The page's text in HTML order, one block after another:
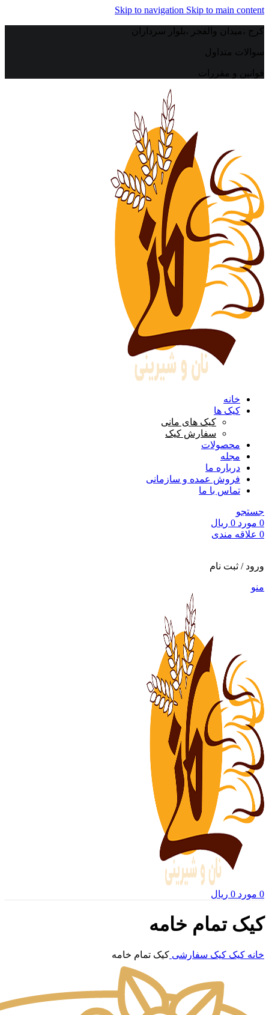
Skip to navigation Skip to main content
کرج ،میدان والفجر ،بلوار سرداران
سوالات متداول
قوانین و مقررات
خانه
کیک ها
کیک های مانی
سفارش کیک
محصولات
مجله
درباره ما
فروش عمده و سازمانی
تماس با ما
جستجو
0 مورد 0 ریال
0 علاقه مندی
ورود / ثبت نام
منو
0 مورد 0 ریال
کیک تمام خامه
خانه کیک کیک سفارشی کیک تمام خامه